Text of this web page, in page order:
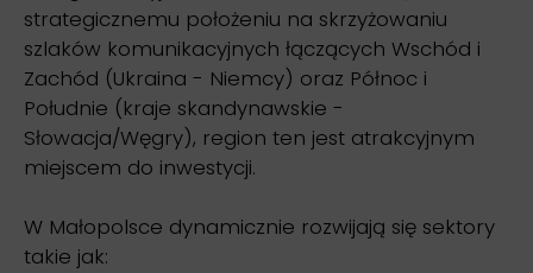
strategicznemu położeniu na skrzyżowaniu
szlaków komunikacyjnych łączących Wschód i
Zachód (Ukraina - Niemcy) oraz Północ i
Południe (kraje skandynawskie -
Słowacja/Węgry), region ten jest atrakcyjnym
miejscem do inwestycji.
W Małopolsce dynamicznie rozwijają się sektory
takie jak: